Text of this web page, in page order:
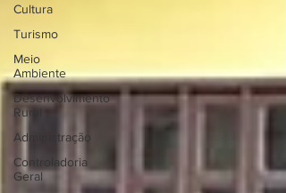
Cultura
Turismo
Meio
Ambiente
Desenvolvimento
Rural
Administração
Controladoria
Geral